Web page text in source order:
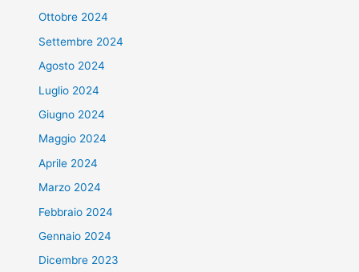
Ottobre 2024
Settembre 2024
Agosto 2024
Luglio 2024
Giugno 2024
Maggio 2024
Aprile 2024
Marzo 2024
Febbraio 2024
Gennaio 2024
Dicembre 2023